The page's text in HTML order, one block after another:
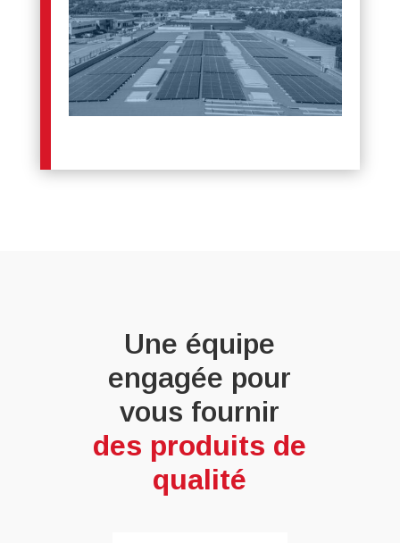
Une équipe
engagée pour
vous fournir
des produits de
qualité